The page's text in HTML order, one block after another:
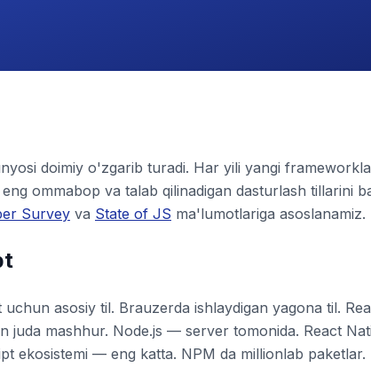
doimiy o'zgarib turadi. Har yili yangi
ommabop va talab qilinadigan dasturlash tillarini
Survey va State of JS ma'lumotlariga asoslanamiz.
uchun asosiy til. Brauzerda ishlaydigan yagona til.
juda mashhur. Node.js — server tomonida. React
ekosistemi — eng katta. NPM da millionlab